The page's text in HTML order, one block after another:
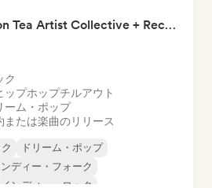
◉Afternoon Tea Artist Collective + Record Label◉
ク
ップホップチルアウト
ーム・ポップ
たは楽曲のリリース
ドリーム・ポップ
ディー・フォーク
インディー・ロック